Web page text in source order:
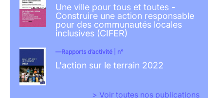
Une ville pour tous et toutes -
Construire une action responsable
pour des communautés locales
inclusives (CIFER)
Rapports d’activité | n°
L'action sur le terrain 2022
> Voir toutes nos publications